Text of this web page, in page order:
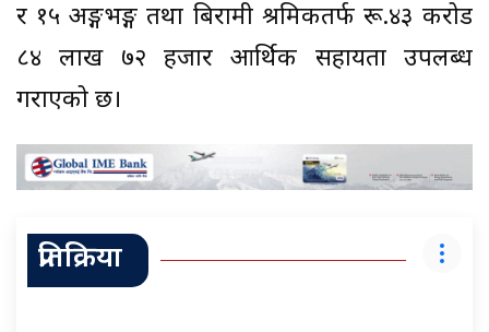
र १५ अङ्गभङ्ग तथा बिरामी श्रमिकतर्फ रू.४३ करोड
८४ लाख ७२ हजार आर्थिक सहायता उपलब्ध
गराएको छ।
प्रतिक्रिया